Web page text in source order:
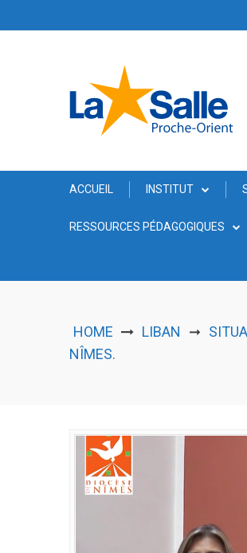
ACCUEIL INSTITUT
RESSOURCES PÉDAGOGIQUES
HOME LIBAN ➞
NÎMES.